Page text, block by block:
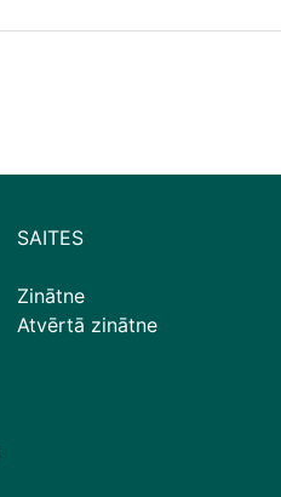
SAITES
Zinātne
Atvērtā zinātne